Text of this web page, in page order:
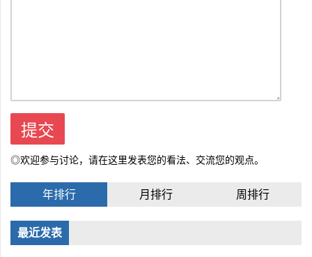
◎欢迎参与讨论，请在这里发表您的看法、交流您的观点。
年排行 月排行 周排行
最近发表